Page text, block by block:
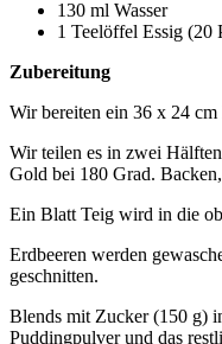
130 ml Wasser
1 Teelöffel Essig (20
Zubereitung
Wir bereiten ein 36 x 24
Wir teilen es in zwei
Gold bei 180 Grad.
Ein Blatt Teig wird in die
Erdbeeren werden
geschnitten.
Blends mit Zucker (150 g)
Puddingpulver und das